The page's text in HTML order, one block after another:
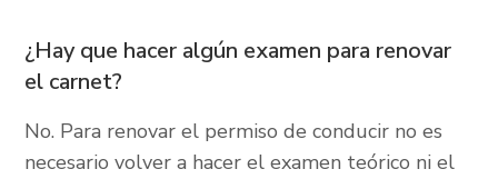
¿Hay que hacer algún examen para renovar
el carnet?
No. Para renovar el permiso de conducir no es
necesario volver a hacer el examen teórico ni el